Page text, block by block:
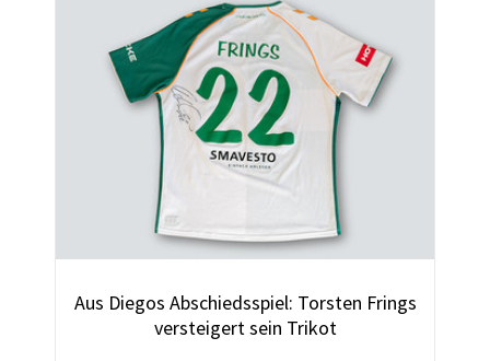
Aus Diegos Abschiedsspiel: Torsten Frings
versteigert sein Trikot